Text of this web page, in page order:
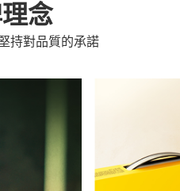
念
持對品質的承諾